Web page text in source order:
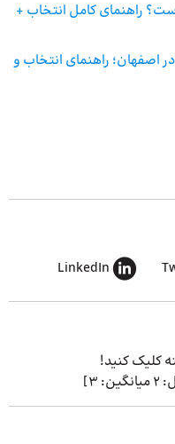
راهنمای کامل انتخاب +
اصفهان؛ راهنمای انتخاب و
LinkedIn
کلیک کنید!
2میانگین: 3
]